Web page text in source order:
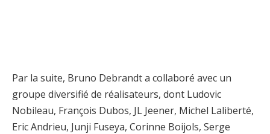
Par la suite, Bruno Debrandt a collaboré avec un
groupe diversifié de réalisateurs, dont Ludovic
Nobileau, François Dubos, JL Jeener, Michel Laliberté,
Eric Andrieu, Junji Fuseya, Corinne Boijols, Serge